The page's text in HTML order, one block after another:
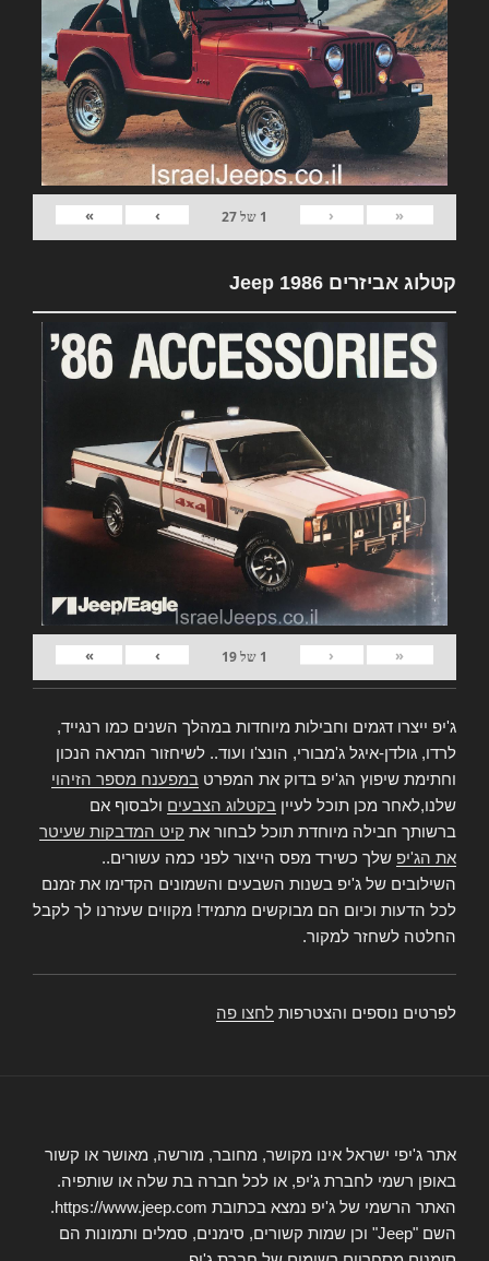
«
‹
1 של27
›
»
קטלוג אביזרים Jeep 1986
«
‹
1 של19
›
»
ג'יפ ייצרו דגמים וחבילות מיוחדות במהלך השנים כמו רנגייד,
לרדו, גולדן-איגל ג'מבורי, הונצ'ו ועוד.. לשיחזור המראה הנכון
וחתימת שיפוץ הג'יפ בדוק את המפרט במפענח מספר הזיהוי
שלנו,לאחר מכן תוכל לעיין בקטלוג הצבעים ולבסוף אם
ברשותך חבילה מיוחדת תוכל לבחור את קיט המדבקות שעיטר
את הג'יפ שלך כשירד מפס הייצור לפני כמה עשורים..
השילובים של ג'יפ בשנות השבעים והשמונים הקדימו את זמנם
לכל הדעות וכיום הם מבוקשים מתמיד! מקווים שעזרנו לך לקבל
החלטה לשחזר למקור.
לפרטים נוספים והצטרפות לחצו פה
אתר ג'יפי ישראל אינו מקושר, מחובר, מורשה, מאושר או קשור
באופן רשמי לחברת ג'יפ, או לכל חברה בת שלה או שותפיה.
האתר הרשמי של ג'יפ נמצא בכתובת https://www.jeep.com.
השם "Jeep" וכן שמות קשורים, סימנים, סמלים ותמונות הם